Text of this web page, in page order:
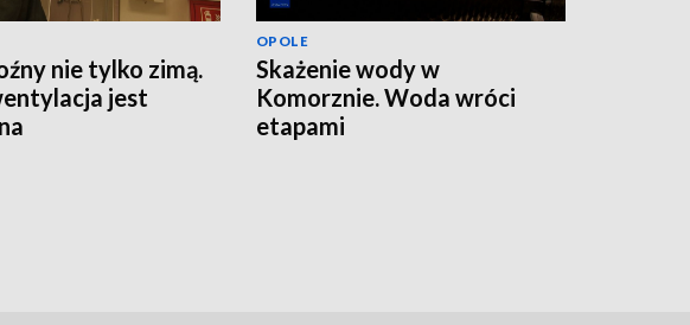
nie tylko zimą.
jest
OPOLE
Skażenie wody w
Komorznie. Woda wróci
etapami